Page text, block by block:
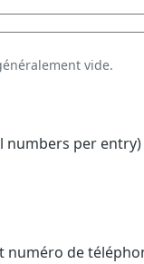
vide.
numbers per
numéro de